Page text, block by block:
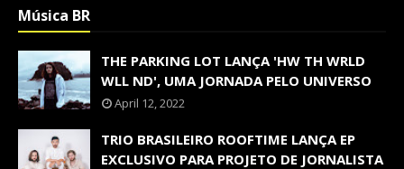
Música BR
THE PARKING LOT LANÇA 'HW TH WRLD
WLL ND', UMA JORNADA PELO UNIVERSO
April 12, 2022
TRIO BRASILEIRO ROOFTIME LANÇA EP
EXCLUSIVO PARA PROJETO DE JORNALISTA